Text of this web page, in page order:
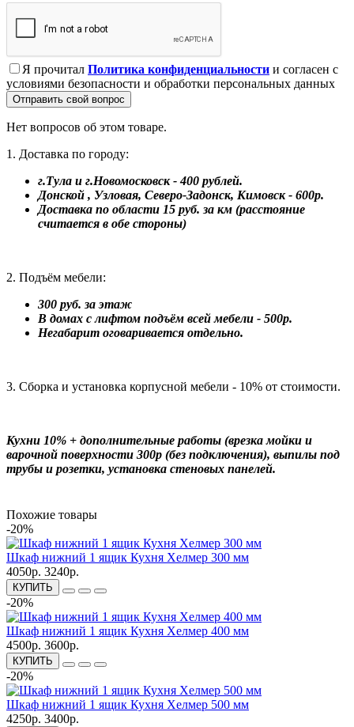
Я прочитал Политика конфиденциальности и согласен с
условиями безопасности и обработки персональных данных
Отправить свой вопрос
Нет вопросов об этом товаре.
1. Доставка по городу:
г.Тула и г.Новомосковск - 400 рублей.
Донской , Узловая, Северо-Задонск, Кимовск - 600р.
Доставка по области 15 руб. за км (расстояние
считается в обе стороны)
2. Подъём мебели:
300 руб. за этаж
В домах с лифтом подъём всей мебели - 500р.
Негабарит оговаривается отдельно.
3. Сборка и установка корпусной мебели - 10% от стоимости.
Кухни 10% + дополнительные работы (врезка мойки и
варочной поверхности 300р (без подключения), выпилы под
трубы и розетки, установка стеновых панелей.
Похожие товары
-20%
Шкаф нижний 1 ящик Кухня Хелмер 300 мм
4050р. 3240р.
КУПИТЬ
-20%
Шкаф нижний 1 ящик Кухня Хелмер 400 мм
4500р. 3600р.
КУПИТЬ
-20%
Шкаф нижний 1 ящик Кухня Хелмер 500 мм
4250р. 3400р.